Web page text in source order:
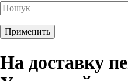
На доставку